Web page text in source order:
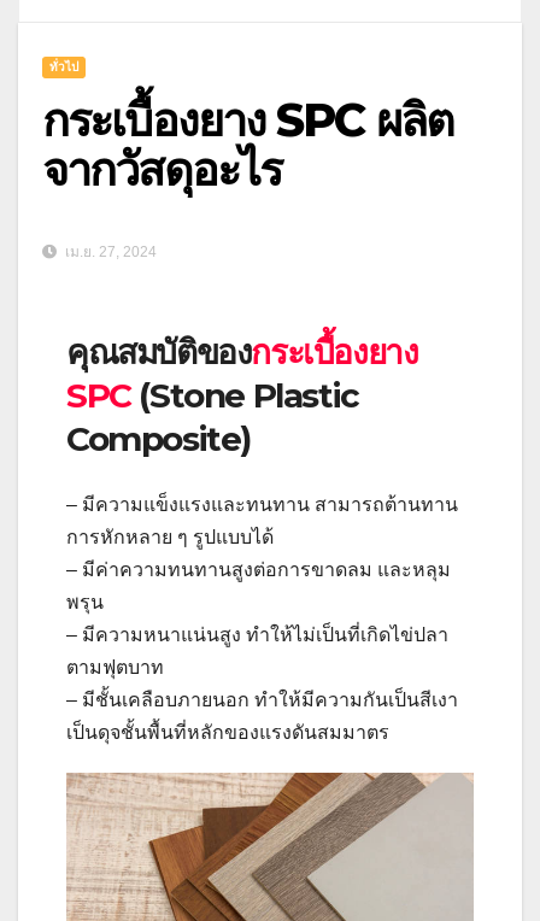
ทั่วไป
กระเบื้องยาง SPC ผลิต
จากวัสดุอะไร
เม.ย. 27, 2024
คุณสมบัติของกระเบื้องยาง
SPC(Stone Plastic
Composite)
– มีความแข็งแรงและทนทาน สามารถต้านทาน
การหักหลาย ๆ รูปแบบได้
– มีค่าความทนทานสูงต่อการขาดลม และหลุม
พรุน
– มีความหนาแน่นสูง ทำให้ไม่เป็นที่เกิดไข่ปลา
ตามฟุตบาท
– มีชั้นเคลือบภายนอก ทำให้มีความกันเป็นสีเงา
เป็นดุจชั้นพื้นที่หลักของแรงดันสมมาตร